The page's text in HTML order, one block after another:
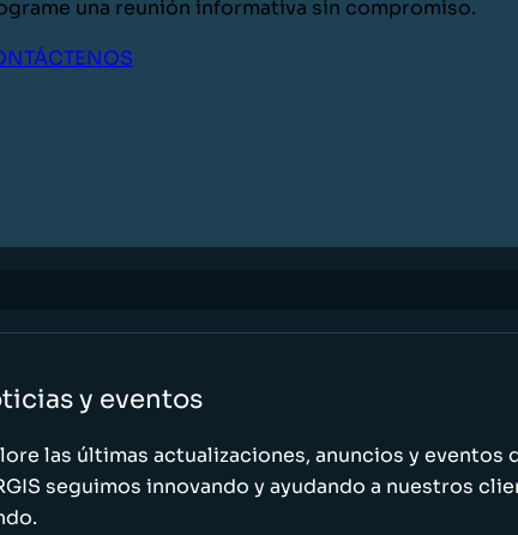
una reunión informativa sin compromiso.
y eventos
las últimas actualizaciones, anuncios y eventos
seguimos innovando y ayudando a nuestros